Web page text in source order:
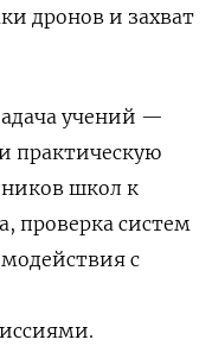
дронов и захват
учений —
практическую
школ к
проверка систем
с